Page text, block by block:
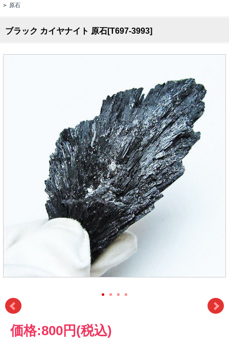
> 原石
ブラック カイヤナイト 原石[T697-3993]
価格:800円 (税込)